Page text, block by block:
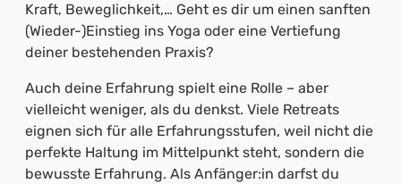
Kraft, Beweglichkeit,… Geht es dir um einen sanften
(Wieder-)Einstieg ins Yoga oder eine Vertiefung
deiner bestehenden Praxis?
Auch deine Erfahrung spielt eine Rolle – aber
vielleicht weniger, als du denkst. Viele Retreats
eignen sich für alle Erfahrungsstufen, weil nicht die
perfekte Haltung im Mittelpunkt steht, sondern die
bewusste Erfahrung. Als Anfänger:in darfst du